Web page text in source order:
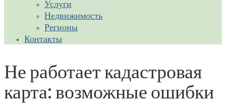
Услуги
Недвижимость
Регионы
Контакты
Не работает кадастровая
карта: возможные ошибки